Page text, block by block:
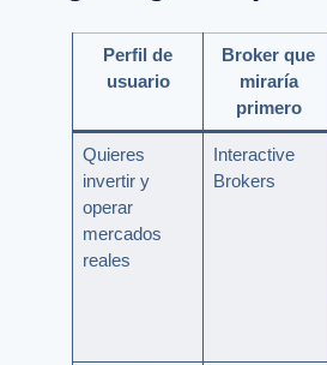
Perfil de
usuario
Broker que
miraría
primero
Quieres
invertir y
operar
mercados
reales
Interactive
Brokers